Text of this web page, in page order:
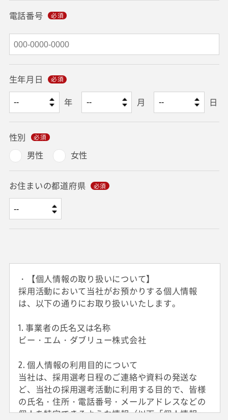
電話番号
生年月日
年
月 日
性別
男性
女性
お住まいの都道府県
・【個人情報の取り扱いについて】
採用活動において当社がお預かりする個人情報
は、以下の通りにお取り扱いいたします。
1. 事業者の氏名又は名称
ビー・エム・ダブリュー株式会社
2. 個人情報の利用目的について
当社は、採用選考日程のご連絡や資料の発送な
ど、当社の採用選考活動に利用する目的で、皆様
の氏名・住所・電話番号・メールアドレスなどの
個人を特定できるような情報（以下「個人情報」